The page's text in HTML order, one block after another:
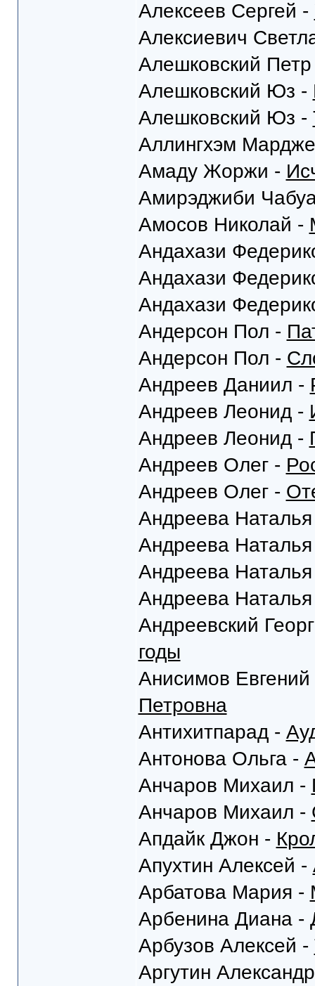
Алексеев Сергей -
Алексиевич
Алешковский
Алешковский Юз -
Алешковский Юз -
Аллингхэм
Амаду Жоржи -
Амирэджиби
Амосов Николай -
Андахази
Андахази
Андахази
Андерсон Пол -
Андерсон Пол -
Андреев Даниил -
Андреев Леонид -
Андреев Леонид -
Андреев Олег -
Андреев Олег -
Андреева
Андреева
Андреева
Андреева
Андреевский
годы
Анисимов
Петровна
Антихитпарад -
Антонова Ольга -
Анчаров Михаил -
Анчаров Михаил -
Апдайк Джон -
Апухтин Алексей -
Арбатова Мария -
Арбенина Диана -
Арбузов Алексей -
Аргутин